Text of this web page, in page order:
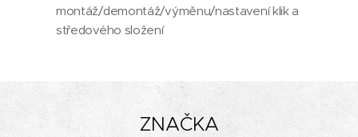
montáž/demontáž/výměnu/nastavení klik a
středového složení
ZNAČKA